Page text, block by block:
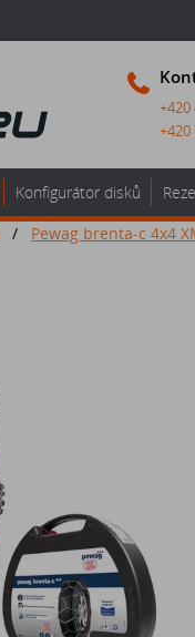
+420
+420
Konfigurátor disků
/ Pewag brenta-c 4x4